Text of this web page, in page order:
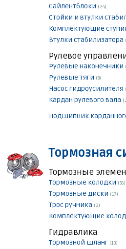
Сайлентблоки (24)
Стойки и втулки
Комплектующие
Втулки стабилизатора
Рулевое
Рулевые наконечники
Рулевые тяги (8)
Насос гидроусилителя
Кардан рулевого вала
Подшипник
Тормозная
Тормозные
Тормозные колодки (56)
Тормозные диски (17)
Трос ручника (2)
Комплектующие
Гидравлика
Тормозной шланг (13)